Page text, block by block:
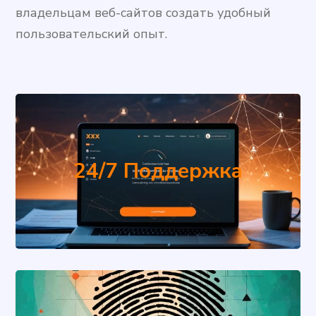
владельцам веб-сайтов создать удобный
пользовательский опыт.
24/7 Поддержка
Сайт, который работает даже ночью. Ваш
бизнес всегда на связи с клиентами.